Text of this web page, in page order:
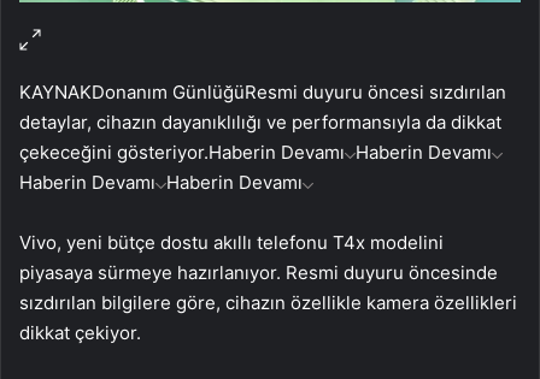
KAYNAKDonanım GünlüğüResmi duyuru öncesi sızdırılan
detaylar, cihazın dayanıklılığı ve performansıyla da dikkat
çekeceğini gösteriyor.Haberin Devamı Haberin Devamı
Haberin Devamı Haberin Devamı
Vivo, yeni bütçe dostu akıllı telefonu T4x modelini
piyasaya sürmeye hazırlanıyor. Resmi duyuru öncesinde
sızdırılan bilgilere göre, cihazın özellikle kamera özellikleri
dikkat çekiyor.